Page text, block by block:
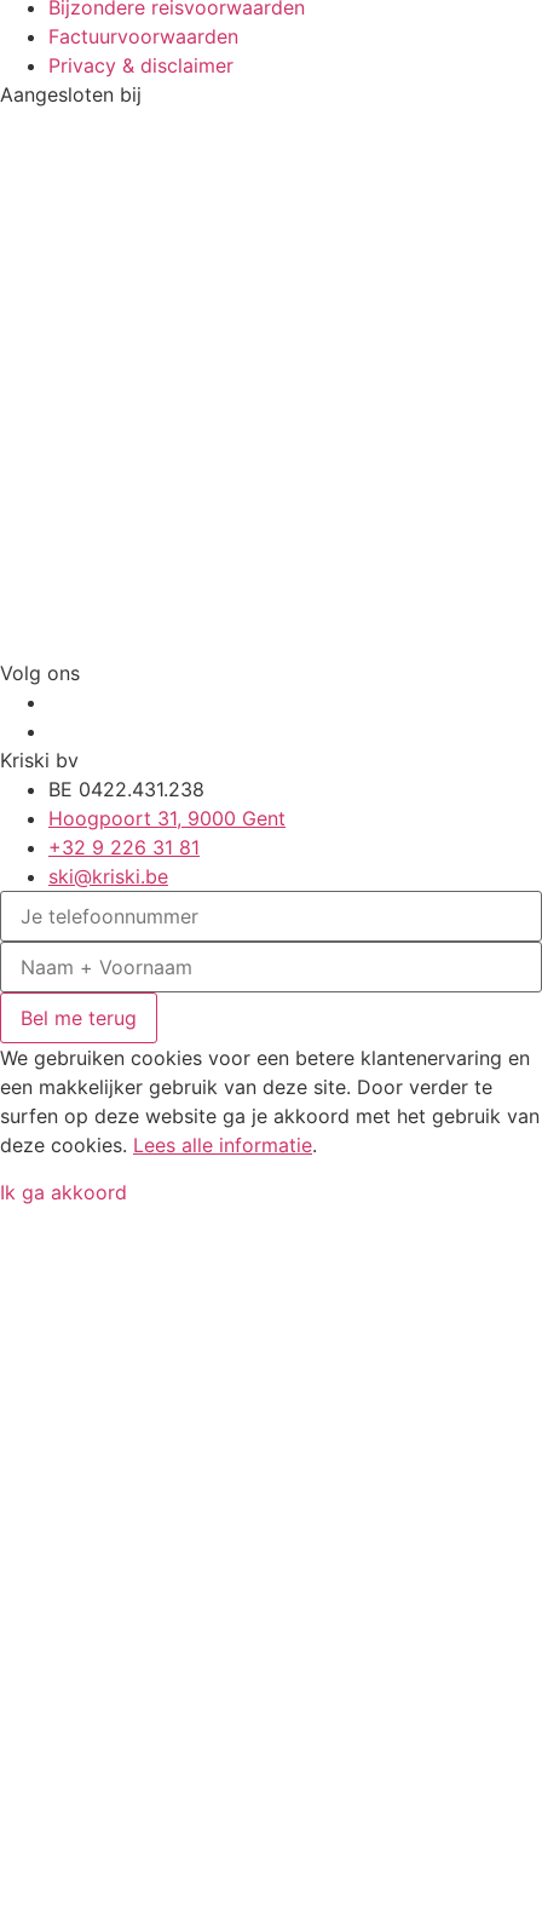
Bijzondere reisvoorwaarden
Factuurvoorwaarden
Privacy & disclaimer
Aangesloten bij
Volg ons
Kriski bv
BE 0422.431.238
Hoogpoort 31, 9000 Gent
+32 9 226 31 81
ski@kriski.be
Bel me terug
We gebruiken cookies voor een betere klantenervaring en
een makkelijker gebruik van deze site. Door verder te
surfen op deze website ga je akkoord met het gebruik van
deze cookies. Lees alle informatie.
Ik ga akkoord